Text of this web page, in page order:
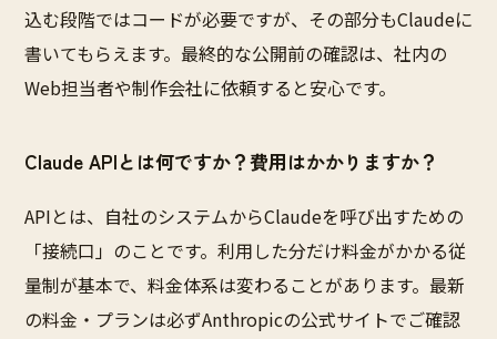
込む段階ではコードが必要ですが、その部分もClaudeに
書いてもらえます。最終的な公開前の確認は、社内の
Web担当者や制作会社に依頼すると安心です。
Claude APIとは何ですか？費用はかかりますか？
APIとは、自社のシステムからClaudeを呼び出すための
「接続口」のことです。利用した分だけ料金がかかる従
量制が基本で、料金体系は変わることがあります。最新
の料金・プランは必ずAnthropicの公式サイトでご確認